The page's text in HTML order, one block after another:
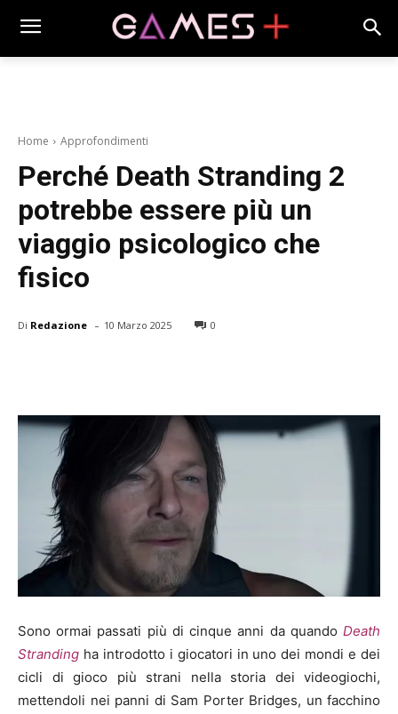
Home Approfondimenti
Perché Death Stranding 2
potrebbe essere più un
viaggio psicologico che
fisico
Di Redazione - 10 Marzo 2025 0
Sono ormai passati più di cinque anni da quando Death
Stranding ha introdotto i giocatori in uno dei mondi e dei
cicli di gioco più strani nella storia dei videogiochi,
mettendoli nei panni di Sam Porter Bridges, un facchino